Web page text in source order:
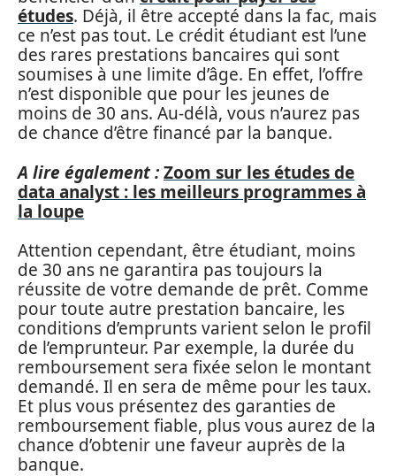
études. Déjà, il être accepté dans la fac, mais
ce n’est pas tout. Le crédit étudiant est l’une
des rares prestations bancaires qui sont
soumises à une limite d’âge. En effet, l’offre
n’est disponible que pour les jeunes de
moins de 30 ans. Au-délà, vous n’aurez pas
de chance d’être financé par la banque.
A lire également :Zoom sur les études de
data analyst : les meilleurs programmes à
la loupe
Attention cependant, être étudiant, moins
de 30 ans ne garantira pas toujours la
réussite de votre demande de prêt. Comme
pour toute autre prestation bancaire, les
conditions d’emprunts varient selon le profil
de l’emprunteur. Par exemple, la durée du
remboursement sera fixée selon le montant
demandé. Il en sera de même pour les taux.
Et plus vous présentez des garanties de
remboursement fiable, plus vous aurez de la
chance d’obtenir une faveur auprès de la
banque.